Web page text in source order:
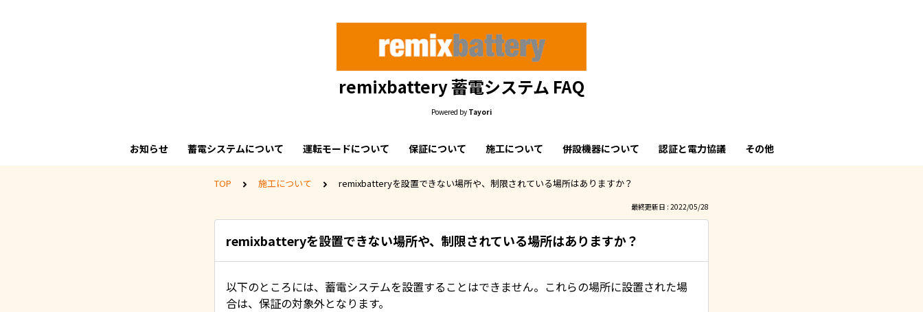
remixbattery 蓄電システム FAQ
Powered by Tayori
お知らせ 蓄電システムについて 運転モードについて 保証について 施工について 併設機器について 認証と電力協議 その他
TOP 施工について remixbatteryを設置できない場所や、制限されている場所はありますか？
最終更新日 : 2022/05/28
remixbatteryを設置できない場所や、制限されている場所はありますか？
以下のところには、蓄電システムを設置することはできません。これらの場所に設置された場
合は、保証の対象外となります。